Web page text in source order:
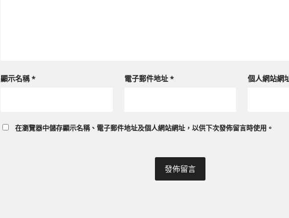
顯示名稱* 電子郵件地址 * 個人網站網
在瀏覽器中儲存顯示名稱、電子郵件地址及個人網站網址，以供下次發佈留言時使用。